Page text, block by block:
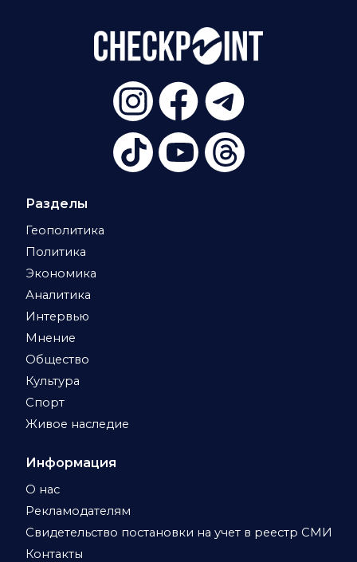
Разделы
Геополитика
Политика
Экономика
Аналитика
Интервью
Мнение
Общество
Культура
Спорт
Живое наследие
Информация
О нас
Рекламодателям
Свидетельство постановки на учет в реестр СМИ
Контакты